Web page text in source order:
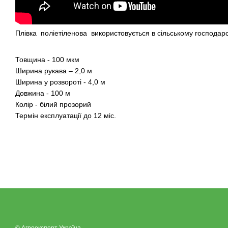
Плівка поліетіленова використовується в сільському
Товщина - 100 мкм
Ширина рукава – 2,0 м
Ширина у розвороті - 4,0 м
Довжина - 100 м
Колір - білий прозорий
Термін експлуатації до 12 міс.